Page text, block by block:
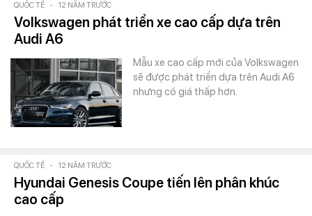
QUỐC TẾ - 12 NĂM TRƯỚC
Volkswagen phát triển xe cao cấp dựa trên
Audi A6
Mẫu xe cao cấp mới của Volkswagen
sẽ được phát triển dựa trên Audi A6
nhưng có giá thấp hơn.
QUỐC TẾ - 12 NĂM TRƯỚC
Hyundai Genesis Coupe tiến lên phân khúc
cao cấp